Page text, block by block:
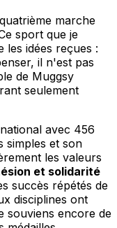
marche
sport que je
les idées reçues :
il n'est pas
de Muggsy
seulement
avec 456
simples et son
les valeurs
et solidarité
succès répétés de
disciplines ont
souviens encore de